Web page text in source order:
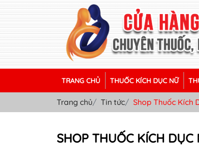
TRANG CHỦ THUỐC KÍCH DỤC NỮ
Trang chủ Tin tức Shop Thuốc Kích
SHOP THUỐC KÍCH DỤC